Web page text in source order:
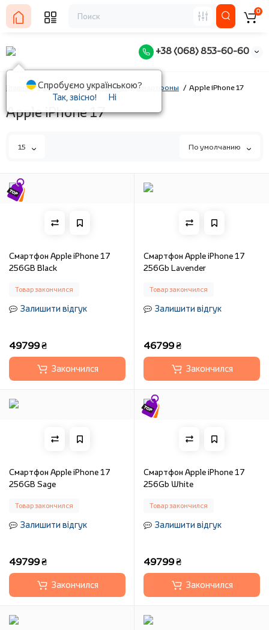
+38 (068) 853-60-60
0
Главная Смартфоны и планшеты Смартфоны Apple iPhone 17
Apple iPhone 17
15 По умолчанию
Смартфон Apple iPhone 17
256GB Black
Товар закончился
Залишити відгук
49799 ₴
Закончился
Смартфон Apple iPhone 17
256Gb Lavender
Товар закончился
Залишити відгук
46799 ₴
Закончился
Смартфон Apple iPhone 17
256GB Sage
Товар закончился
Залишити відгук
49799 ₴
Закончился
Смартфон Apple iPhone 17
256Gb White
Товар закончился
Залишити відгук
49799 ₴
Закончился
Спробуємо українською?
Так, звісно!
Ні